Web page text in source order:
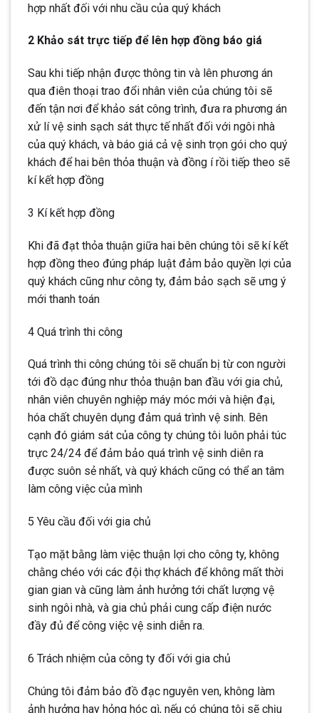
hợp nhất đối với nhu cầu của quý khách
2 Khảo sát trực tiếp để lên hợp đồng báo giá
Sau khi tiếp nhận được thông tin và lên phương án
qua điên thoại trao đổi nhân viên của chúng tôi sẽ
đến tận nơi để khảo sát công trình, đưa ra phương án
xử lí vệ sinh sạch sát thực tế nhất đối với ngôi nhà
của quý khách, và báo giá cả vệ sinh trọn gói cho quý
khách để hai bên thỏa thuận và đồng í rồi tiếp theo sẽ
kí kết hợp đồng
3 Kí kết hợp đồng
Khi đã đạt thỏa thuận giữa hai bên chúng tôi sẽ kí kết
hợp đồng theo đúng pháp luật đảm bảo quyền lợi của
quý khách cũng như công ty, đảm bảo sạch sẽ ưng ý
mới thanh toán
4 Quá trình thi công
Quá trình thi công chúng tôi sẽ chuẩn bị từ con người
tới đồ dạc đúng như thỏa thuận ban đầu với gia chủ,
nhân viên chuyên nghiệp máy móc mới và hiện đại,
hóa chất chuyên dụng đảm quá trình vệ sinh. Bên
cạnh đó giám sát của công ty chúng tôi luôn phải túc
trực 24/24 để đảm bảo quá trình vệ sinh diên ra
được suôn sẻ nhất, và quý khách cũng có thể an tâm
làm công việc của mình
5 Yêu cầu đối với gia chủ
Tạo mặt bằng làm việc thuận lợi cho công ty, không
chằng chéo với các đội thợ khách để không mất thời
gian gian và cũng làm ảnh hưởng tới chất lượng vệ
sinh ngôi nhà, và gia chủ phải cung cấp điện nước
đầy đủ để công việc vệ sinh diễn ra.
6 Trách nhiệm của công ty đối với gia chủ
Chúng tôi đảm bảo đồ đạc nguyên ven, không làm
ảnh hưởng hay hỏng hóc gì, nếu có chúng tôi sẽ chịu